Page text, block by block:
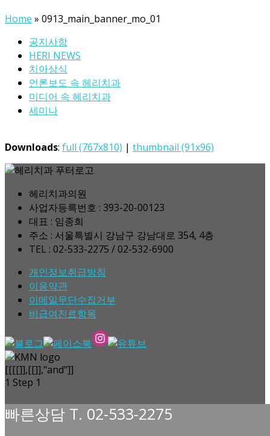
Home » 0913_main_banner_mo_01
공지사항
HERI NEWS
치아상식
언론보도 속 헤리치과
미디어 속 헤리치과
세미나
Downloads: full (767x810) | thumbnail (91x96)
헤리치과의원
사업자등록번호 : 393-20-00123
대표 : 임종희
주소 : 서울특별시 강남구 강남대로 354, 4층
TEL : 02-533-2275 / 02-532-6900
개인정보취급방침
이용약관
이메일무단수집거부
비급여진료항목
[[[[]],[[]],"and"]]
1 Step 1
빠른상담 T. 02-533-2275